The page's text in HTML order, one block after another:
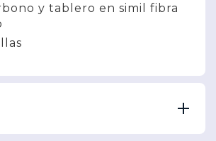
y tablero en simil fibra